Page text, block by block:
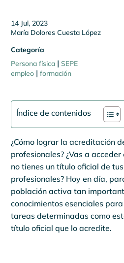
14 Jul, 2023
María Dolores Cuesta López
Categoría
Persona física |SEPE
empleo |formación
Índice de contenidos
¿Cómo lograr la acreditación
profesionales? ¿Vas a
no tienes un título oficial de
profesionales? Hoy en día,
población activa tan
conocimientos esenciales
tareas determinadas como
título oficial que lo acredite.